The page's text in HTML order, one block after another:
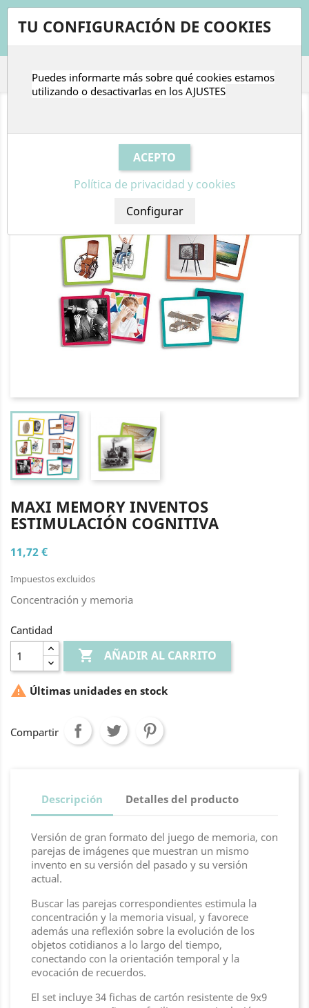
 
MAXI MEMORY INVENTOS
ESTIMULACIÓN COGNITIVA
11,72 €
Impuestos excluidos
Concentración y memoria
Cantidad
 AÑADIR AL CARRITO
 Últimas unidades en stock
Compartir
Descripción Detalles del producto
Versión de gran formato del juego de memoria, con
parejas de imágenes que muestran un mismo
invento en su versión del pasado y su versión
actual.
Buscar las parejas correspondientes estimula la
concentración y la memoria visual, y favorece
además una reflexión sobre la evolución de los
objetos cotidianos a lo largo del tiempo,
conectando con la orientación temporal y la
evocación de recuerdos.
El set incluye 34 fichas de cartón resistente de 9x9
TU CONFIGURACIÓN DE COOKIES
Puedes informarte más sobre qué cookies estamos
utilizando o desactivarlas en los AJUSTES
Política de privacidad y cookies